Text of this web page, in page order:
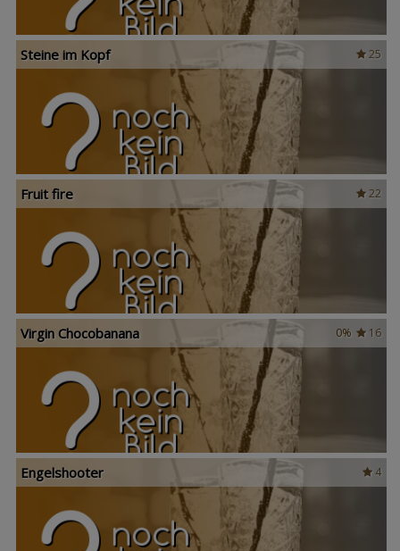
25
Steine im Kopf
22
Fruit fire
16
0%
Virgin Chocobanana
4
Engelshooter